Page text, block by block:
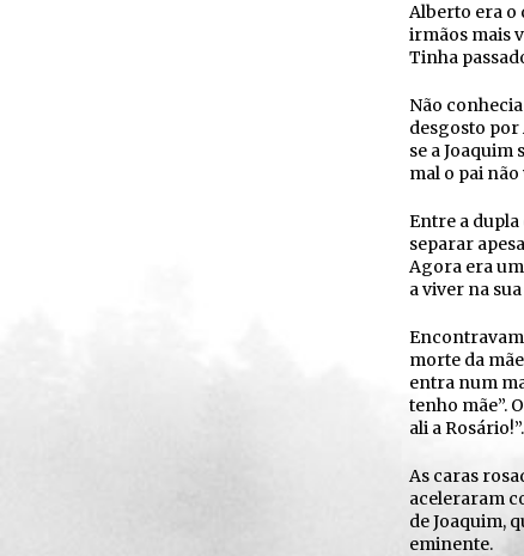
Alberto era o
irmãos mais
Tinha
Não
desgosto por
se a
mal o pai não
Entre a
separar
Agora era
a viver na
morte da
entra num
tenho mãe”.
ali a Rosário!”.
As caras
aceleraram
de Joaquim,
eminente.